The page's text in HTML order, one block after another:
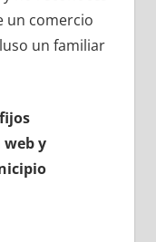
un comercio
un familiar
у